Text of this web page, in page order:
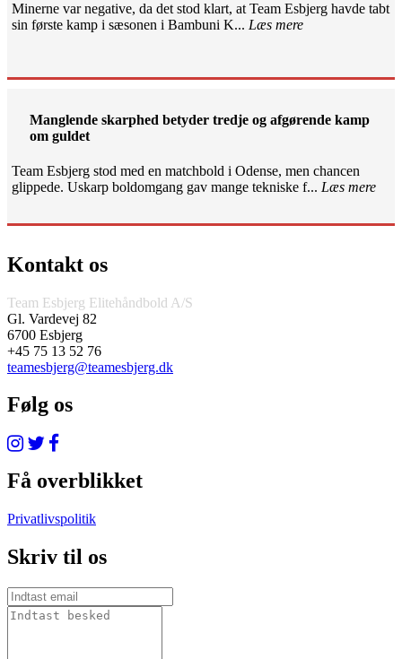
Minerne var negative, da det stod klart, at Team Esbjerg havde tabt
sin første kamp i sæsonen i Bambuni K... Læs mere
Manglende skarphed betyder tredje og afgørende kamp
om guldet
Team Esbjerg stod med en matchbold i Odense, men chancen
glippede. Uskarp boldomgang gav mange tekniske f... Læs mere
Kontakt os
Team Esbjerg Elitehåndbold A/S
Gl. Vardevej 82
6700 Esbjerg
+45 75 13 52 76
teamesbjerg@teamesbjerg.dk
Følg os
Få overblikket
Privatlivspolitik
Skriv til os